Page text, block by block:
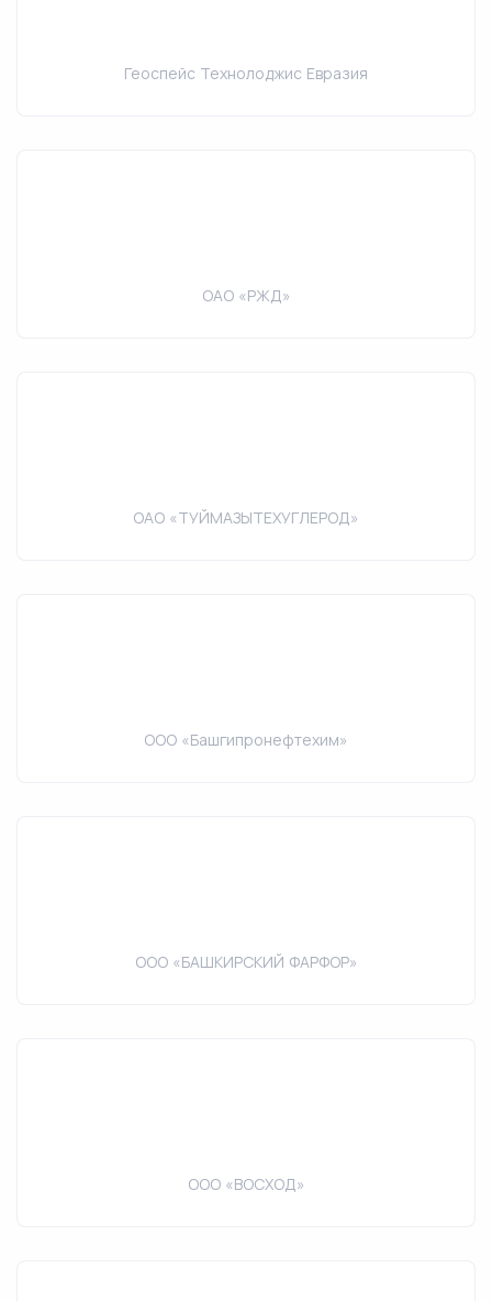
Геоспейс Технолоджис Евразия
ОАО «РЖД»
ОАО «ТУЙМАЗЫТЕХУГЛЕРОД»
ООО «Башгипронефтехим»
ООО «БАШКИРСКИЙ ФАРФОР»
ООО «ВОСХОД»